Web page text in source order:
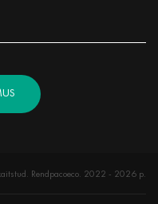
Rendpacoeco. 2022 - 2026 р.